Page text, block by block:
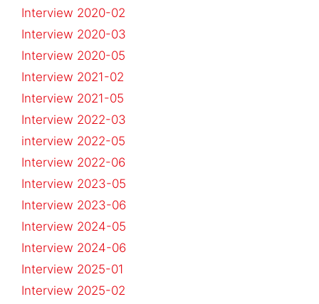
Interview 2020-02
Interview 2020-03
Interview 2020-05
Interview 2021-02
Interview 2021-05
Interview 2022-03
interview 2022-05
Interview 2022-06
Interview 2023-05
Interview 2023-06
Interview 2024-05
Interview 2024-06
Interview 2025-01
Interview 2025-02